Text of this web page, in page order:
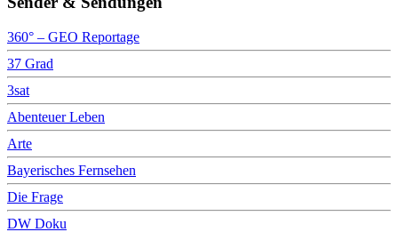
360° – GEO Reportage
37 Grad
3sat
Abenteuer Leben
Arte
Bayerisches Fernsehen
Die Frage
DW Doku